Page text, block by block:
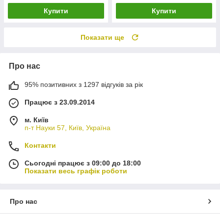
Купити Купити
Показати ще
Про нас
95% позитивних з 1297 відгуків за рік
Працює з 23.09.2014
м. Київ
п-т Науки 57, Київ, Україна
Контакти
Сьогодні працює з 09:00 до 18:00
Показати весь графік роботи
Про нас